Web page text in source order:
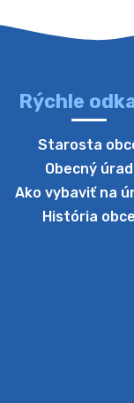
bude zberný
Zber
Oznamujeme
prebehne zber
obyvateľov,
Oznámenie
Oznamujeme
niektorých
distribúcie
dátumoch,
Rýchle
Starosta
Obecný úrad
Ako vybaviť na
História obce